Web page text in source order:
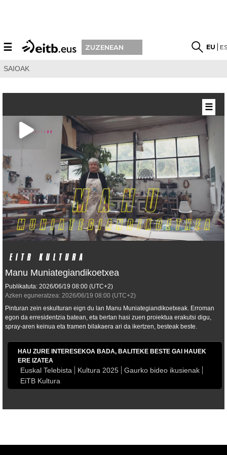
☰ ZUZENEAN EU
SAIOAK
Manu Muniategiandikoetxea
Publikatuta: 2026/06/19 08:00 (UTC+2)
Azken eguneratzea: 2026/06/19 08:00 (UTC+2)
Pinturan zein eskulturan eign du lan Manu Muniategiandikoetxeak. Erroman
egon da erresidentzia batean, eta bertan hasi zuen proiektua erakutsi digu,
spray-aren keinua eta tramen bilakaera ari da ikertzen, besteak beste.
HAU ZURE INTERESEKOA BADA, BALITEKE BESTE GAI HAUEK
ERE IZATEA
Euskal Telebista Kultura 2025
Gaurko bideo ikusienak
EiTB Kultura
☰